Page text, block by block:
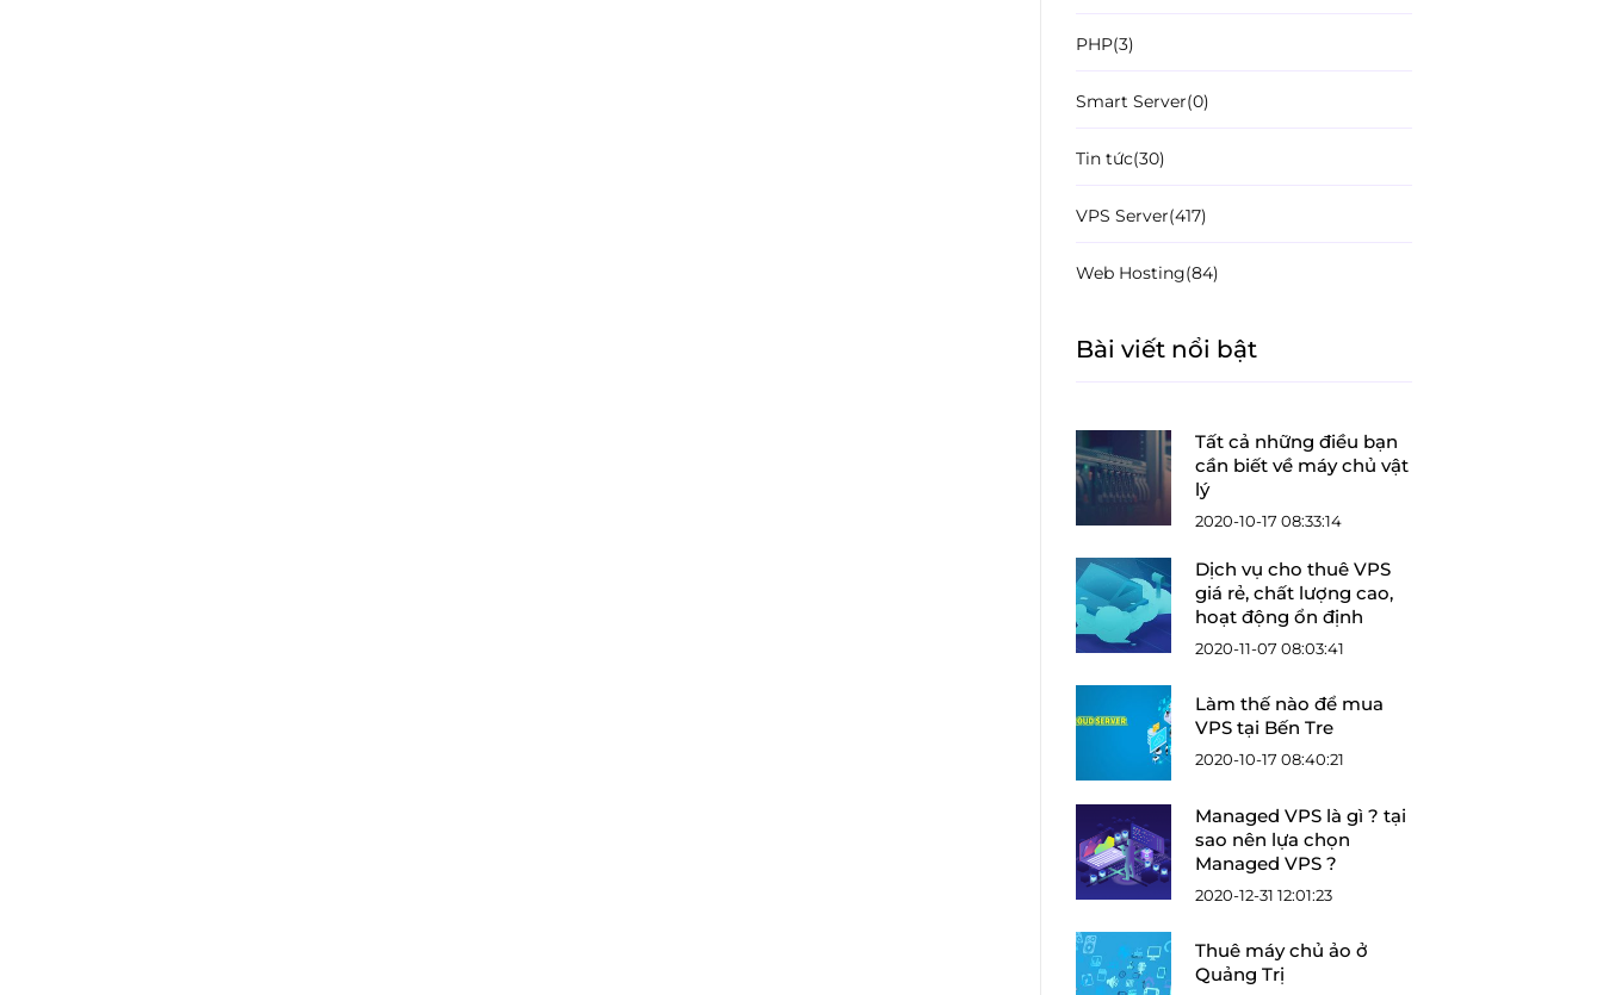
PHP(3)
Smart Server(0)
Tin tức(30)
VPS Server(417)
Web Hosting(84)
Bài viết nổi bật
Tất cả những điều bạn
cần biết về máy chủ vật
lý
2020-10-17 08:33:14
Dịch vụ cho thuê VPS
giá rẻ, chất lượng cao,
hoạt động ổn định
2020-11-07 08:03:41
Làm thế nào để mua
VPS tại Bến Tre
2020-10-17 08:40:21
Managed VPS là gì ? tại
sao nên lựa chọn
Managed VPS ?
2020-12-31 12:01:23
Thuê máy chủ ảo ở
Quảng Trị